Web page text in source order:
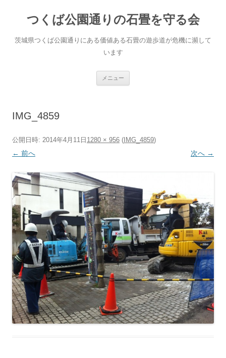
へ
ス
つくば公園通りの石畳を守る会
茨城県つくば公園通りにある価値ある石畳の遊歩道が危機に瀕して
います
メニュー
IMG_4859
公開日時: 2014年4月11日 1280 × 956 ( IMG_4859)
← 前へ 次へ →